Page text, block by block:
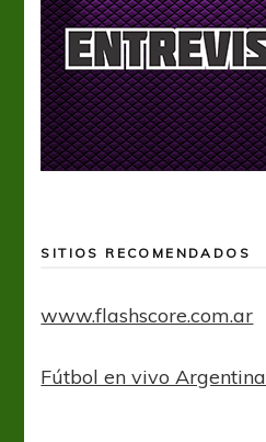
SITIOS RECOMENDADOS
www.flashscore.com.ar
Fútbol en vivo Argentina